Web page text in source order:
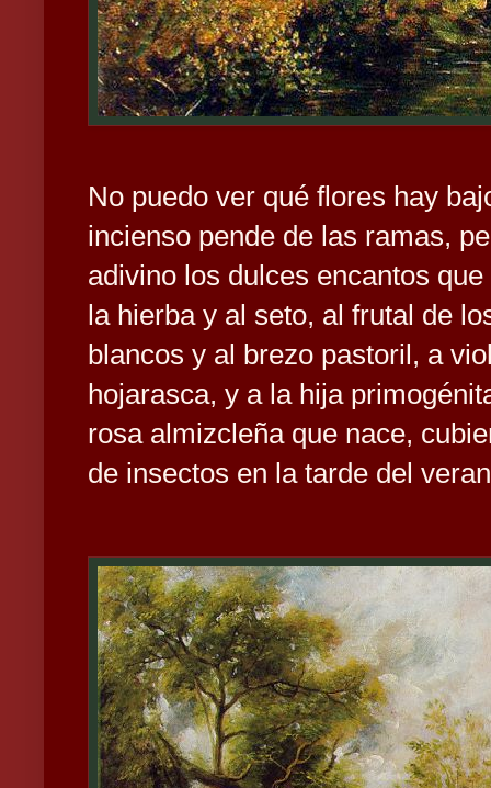
No puedo ver qué flores hay
incienso pende de las ramas,
adivino los dulces encantos
la hierba y al seto, al frutal de
blancos y al brezo pastoril, a
hojarasca, y a la hija
rosa almizcleña que nace,
de insectos en la tarde del